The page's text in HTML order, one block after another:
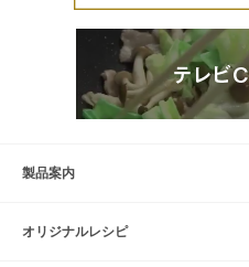
製品案内
オリジナルレシピ